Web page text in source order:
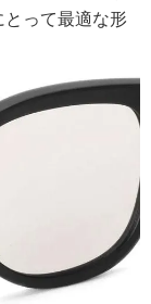
とって最適な形